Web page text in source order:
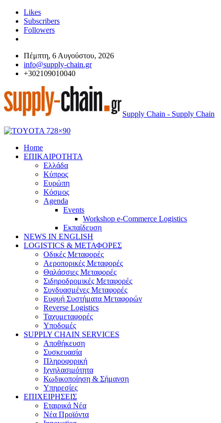
Likes
Subscribers
Followers
Πέμπτη, 6 Αυγούστου, 2026
info@supply-chain.gr
+302109010040
Supply Chain - Supply Chain
Home
ΕΠΙΚΑΙΡΟΤΗΤΑ
Ελλάδα
Κύπρος
Ευρώπη
Κόσμος
Agenda
Events
Workshop e-Commerce Logistics
Εκπαίδευση
NEWS IN ENGLISH
LOGISTICS & ΜΕΤΑΦΟΡΕΣ
Οδικές Μεταφορές
Αεροπορικές Μεταφορές
Θαλάσσιες Μεταφορές
Σιδηροδρομικές Μεταφορές
Συνδυασμένες Μεταφορές
Ευφυή Συστήματα Μεταφορών
Reverse Logistics
Ταχυμεταφορές
Υποδομές
SUPPLY CHAIN SERVICES
Αποθήκευση
Συσκευασία
Πληροφορική
Ιχνηλασιμότητα
Κωδικοποίηση & Σήμανση
Υπηρεσίες
ΕΠΙΧΕΙΡΗΣΕΙΣ
Εταιρικά Νέα
Νέα Προϊόντα